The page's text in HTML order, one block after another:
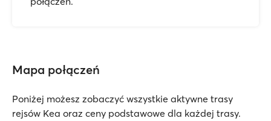
Mapa połączeń
Poniżej możesz zobaczyć wszystkie aktywne trasy
rejsów Kea oraz ceny podstawowe dla każdej trasy.